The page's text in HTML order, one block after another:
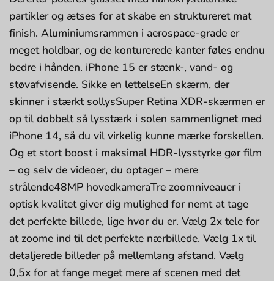
partikler og ætses for at skabe en struktureret mat
finish. Aluminiumsrammen i aerospace-grade er
meget holdbar, og de konturerede kanter føles endnu
bedre i hånden. iPhone 15 er stænk-, vand- og
støvafvisende. Sikke en lettelseEn skærm, der
skinner i stærkt sollysSuper Retina XDR-skærmen er
op til dobbelt så lysstærk i solen sammenlignet med
iPhone 14, så du vil virkelig kunne mærke forskellen.
Og et stort boost i maksimal HDR-lysstyrke gør film
– og selv de videoer, du optager – mere
strålende48MP hovedkameraTre zoomniveauer i
optisk kvalitet giver dig mulighed for nemt at tage
det perfekte billede, lige hvor du er. Vælg 2x tele for
at zoome ind til det perfekte nærbillede. Vælg 1x til
detaljerede billeder på mellemlang afstand. Vælg
0,5x for at fange meget mere af scenen med det